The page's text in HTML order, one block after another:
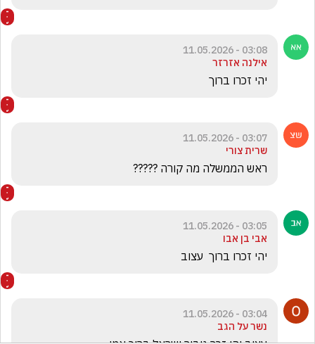
03:08 - 11.05.2026
אילנה אזרזר
יהי זכרו ברוך
03:07 - 11.05.2026
שרית צורי
ראש הממשלה מה קורה ?????
03:05 - 11.05.2026
אבי בן אבו
יהי זכרו ברוך  עצוב
03:04 - 11.05.2026
נשר על הגב